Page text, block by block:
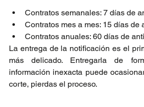
Contratos semanales: 7 días de
Contratos mes a mes: 15 días de
Contratos anuales: 60 días de
La entrega de la notificación es el
más delicado. Entregarla de
información inexacta puede
corte, pierdas el proceso.